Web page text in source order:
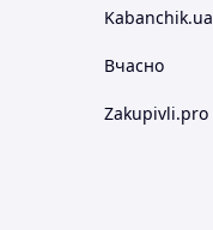
Kabanchik.ua
Вчасно
Zakupivli.pro